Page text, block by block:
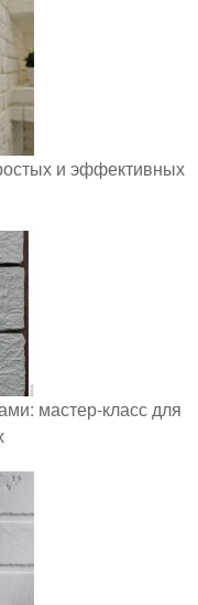
и эффективных
мастер-класс для